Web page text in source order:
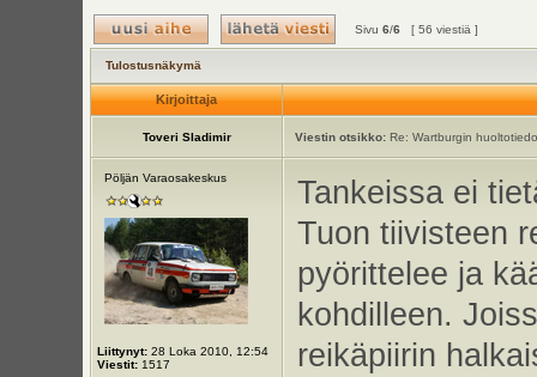
Sivu 6/6 [ 56 viestiä ]
Tulostusnäkymä
Kirjoittaja
Toveri Sladimir Viestin otsikko:Re: Wartburgin
Pöljän Varaosakeskus
Liittynyt:28 Loka 2010, 12:54
Viestit:1517
Tankeissa ei
Tuon tiivisteen
pyörittelee ja
kohdilleen.
reikäpiirin